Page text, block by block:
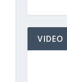
VIDEO